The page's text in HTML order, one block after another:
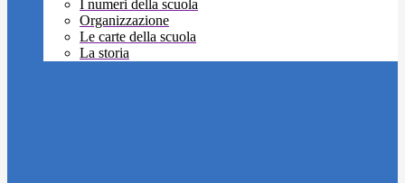
I numeri della scuola
Organizzazione
Le carte della scuola
La storia